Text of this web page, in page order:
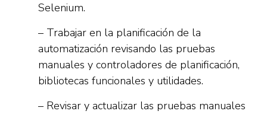
Selenium.
– Trabajar en la planificación de la
automatización revisando las pruebas
manuales y controladores de planificación,
bibliotecas funcionales y utilidades.
– Revisar y actualizar las pruebas manuales